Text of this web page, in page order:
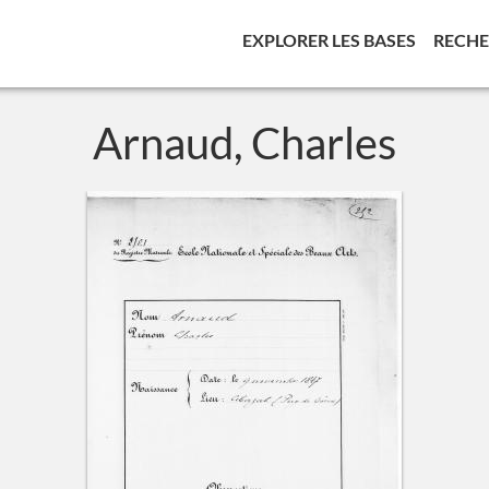
EXPLORER LES BASES
Arnaud, Charles